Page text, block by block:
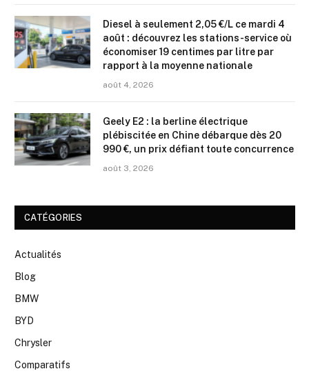
Diesel à seulement 2,05 €/L ce mardi 4
août : découvrez les stations-service où
économiser 19 centimes par litre par
rapport à la moyenne nationale
août 4, 2026
Geely E2 : la berline électrique
plébiscitée en Chine débarque dès 20
990 €, un prix défiant toute concurrence
août 3, 2026
CATÉGORIES
Actualités
Blog
BMW
BYD
Chrysler
Comparatifs